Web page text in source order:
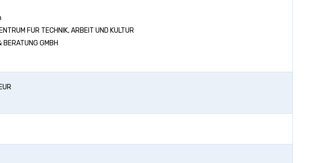
FUR TECHNIK, ARBEIT UND KULTUR
BERATUNG GMBH